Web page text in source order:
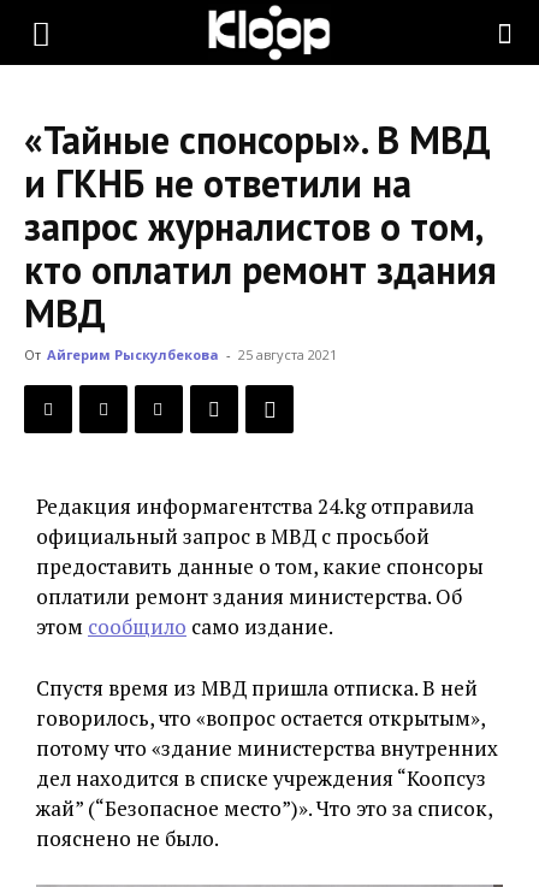
KLOOP.KG
Новости
Кыргызстана
«Тайные спонсоры». В МВД
и ГКНБ не ответили на
запрос журналистов о том,
кто оплатил ремонт здания
МВД
От Айгерим Рыскулбекова - 25 августа 2021
Редакция информагентства 24.kg отправила
официальный запрос в МВД с просьбой
предоставить данные о том, какие спонсоры
оплатили ремонт здания министерства. Об
этом сообщило само издание.
Спустя время из МВД пришла отписка. В ней
говорилось, что «вопрос остается открытым»,
потому что «здание министерства внутренних
дел находится в списке учреждения “Коопсуз
жай” (“Безопасное место”)». Что это за список,
пояснено не было.